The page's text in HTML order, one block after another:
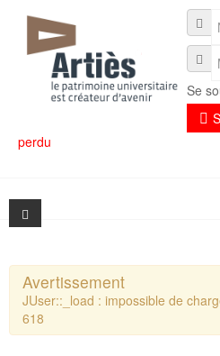
Se
perdu
Présentation
Présentation
Actualités
Avertissement
JUser::_load : impossible de
618